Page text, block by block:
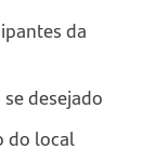
da
desejado
do local